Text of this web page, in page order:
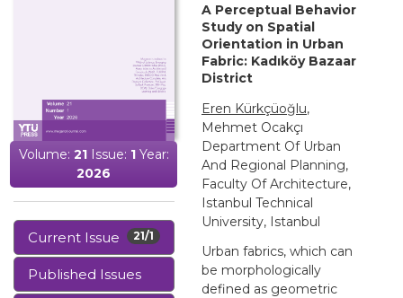
Volume: 21Issue: 1Year:
2026
21/1
Current Issue
Published Issues
A Perceptual Behavior
Study on Spatial
Orientation in Urban
Fabric: Kadıköy Bazaar
District
Eren Kürkçüoğlu,
Mehmet Ocakçı
Department Of Urban
And Regional Planning,
Faculty Of Architecture,
Istanbul Technical
University, Istanbul
Urban fabrics, which can
be morphologically
defined as geometric